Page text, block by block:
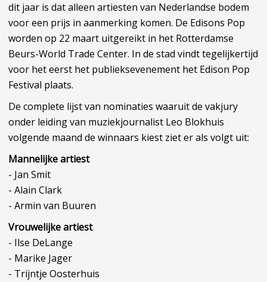
dit jaar is dat alleen artiesten van Nederlandse bodem
voor een prijs in aanmerking komen. De Edisons Pop
worden op 22 maart uitgereikt in het Rotterdamse
Beurs-World Trade Center. In de stad vindt tegelijkertijd
voor het eerst het publieksevenement het Edison Pop
Festival plaats.
De complete lijst van nominaties waaruit de vakjury
onder leiding van muziekjournalist Leo Blokhuis
volgende maand de winnaars kiest ziet er als volgt uit:
Mannelijke artiest
- Jan Smit
- Alain Clark
- Armin van Buuren
Vrouwelijke artiest
- Ilse DeLange
- Marike Jager
- Trijntje Oosterhuis